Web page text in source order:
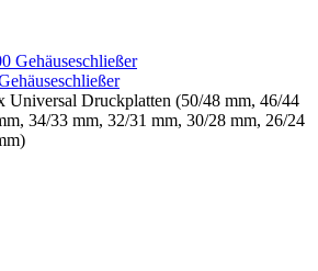
Universal Druckplatten (50/48 mm, 46/44
34/33 mm, 32/31 mm, 30/28 mm, 26/24